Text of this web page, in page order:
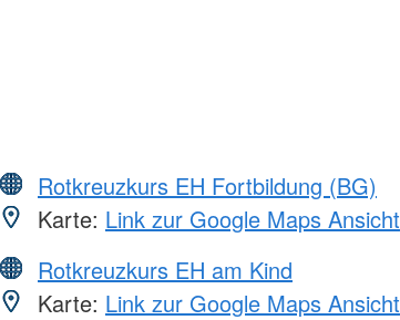
Rotkreuzkurs EH Fortbildung (BG)
Karte: Link zur Google Maps Ansicht
Rotkreuzkurs EH am Kind
Karte: Link zur Google Maps Ansicht